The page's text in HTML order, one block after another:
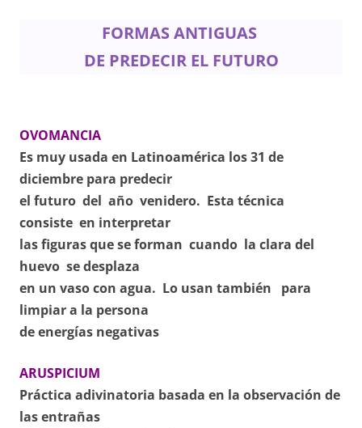
FORMAS ANTIGUAS
DE PREDECIR EL FUTURO
OVOMANCIA
Es muy usada en Latinoamérica los 31 de
diciembre para predecir
el futuro del año venidero. Esta técnica
consiste en interpretar
las figuras que se forman cuando la clara del
huevo se desplaza
en un vaso con agua. Lo usan también para
limpiar a la persona
de energías negativas
ARUSPICIUM
Práctica adivinatoria basada en la observación de
las entrañas